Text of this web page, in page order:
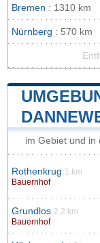
Bremen : 1310 km
Nürnberg : 570 km
im Gebiet und in
Rothenkrug 1 km
Bauernhof
Grundlos 2.2 km
Bauernhof